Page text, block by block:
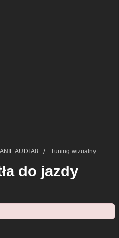
AUDI A8 Tuning wizualny
do jazdy